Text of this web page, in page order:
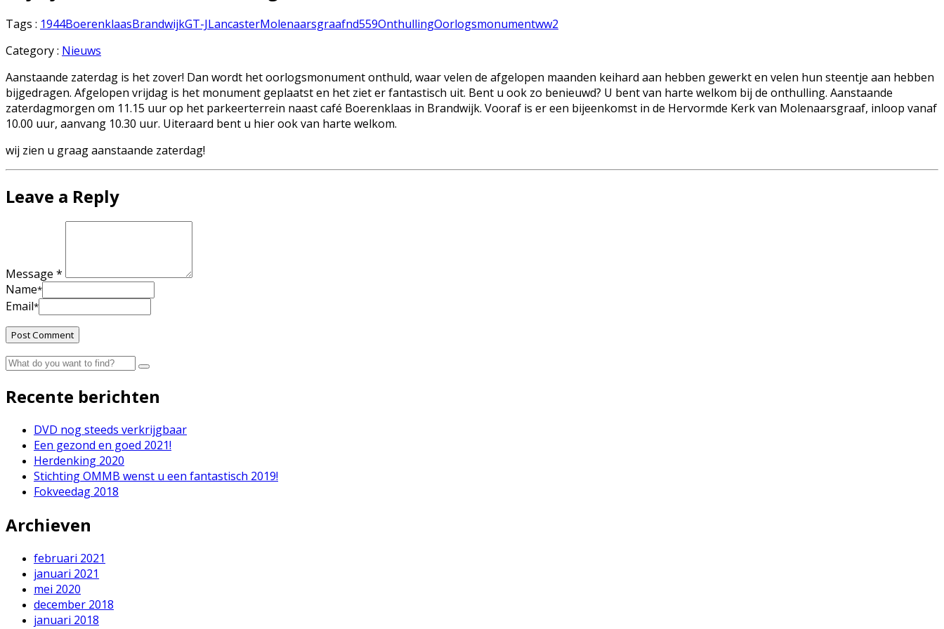
Tags : 1944BoerenklaasBrandwijkGT-JLancasterMolenaarsgraafnd559OnthullingOorlogsmonumentww2
Category : Nieuws
Aanstaande zaterdag is het zover! Dan wordt het oorlogsmonument onthuld, waar velen de afgelopen maanden keihard aan hebben gewerkt en velen hun steentje aan hebben
bijgedragen. Afgelopen vrijdag is het monument geplaatst en het ziet er fantastisch uit. Bent u ook zo benieuwd? U bent van harte welkom bij de onthulling. Aanstaande
zaterdagmorgen om 11.15 uur op het parkeerterrein naast café Boerenklaas in Brandwijk. Vooraf is er een bijeenkomst in de Hervormde Kerk van Molenaarsgraaf, inloop vanaf
10.00 uur, aanvang 10.30 uur. Uiteraard bent u hier ook van harte welkom.
wij zien u graag aanstaande zaterdag!
Leave a Reply
Message *
Name*
Email*
Recente berichten
DVD nog steeds verkrijgbaar
Een gezond en goed 2021!
Herdenking 2020
Stichting OMMB wenst u een fantastisch 2019!
Fokveedag 2018
Archieven
februari 2021
januari 2021
mei 2020
december 2018
januari 2018